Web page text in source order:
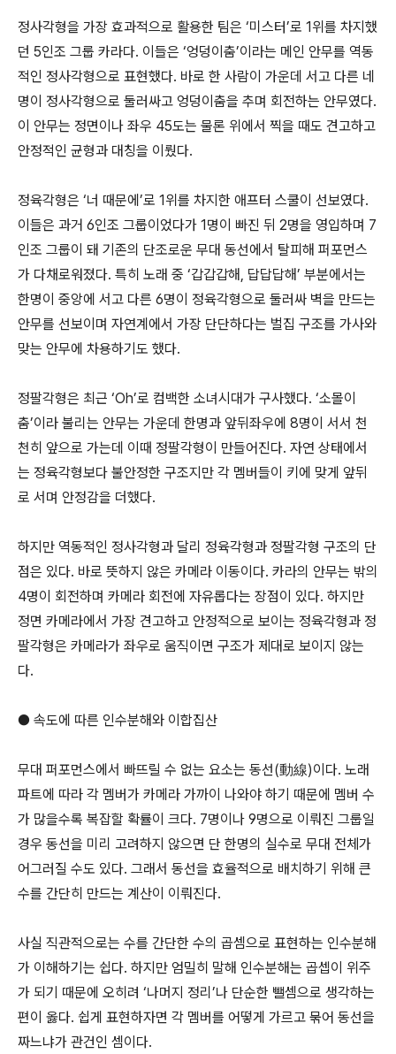
정사각형을 가장 효과적으로 활용한 팀은 ‘미스터’로 1위를 차지했
던 5인조 그룹 카라다. 이들은 ‘엉덩이춤’이라는 메인 안무를 역동
적인 정사각형으로 표현했다. 바로 한 사람이 가운데 서고 다른 네
명이 정사각형으로 둘러싸고 엉덩이춤을 추며 회전하는 안무였다.
이 안무는 정면이나 좌우 45도는 물론 위에서 찍을 때도 견고하고
안정적인 균형과 대칭을 이뤘다.
정육각형은 ‘너 때문에’로 1위를 차지한 애프터 스쿨이 선보였다.
이들은 과거 6인조 그룹이었다가 1명이 빠진 뒤 2명을 영입하며 7
인조 그룹이 돼 기존의 단조로운 무대 동선에서 탈피해 퍼포먼스
가 다채로워졌다. 특히 노래 중 ‘갑갑갑해, 답답답해’ 부분에서는
한명이 중앙에 서고 다른 6명이 정육각형으로 둘러싸 벽을 만드는
안무를 선보이며 자연계에서 가장 단단하다는 벌집 구조를 가사와
맞는 안무에 차용하기도 했다.
정팔각형은 최근 ‘Oh’로 컴백한 소녀시대가 구사했다. ‘소몰이
춤’이라 불리는 안무는 가운데 한명과 앞뒤좌우에 8명이 서서 천
천히 앞으로 가는데 이때 정팔각형이 만들어진다. 자연 상태에서
는 정육각형보다 불안정한 구조지만 각 멤버들이 키에 맞게 앞뒤
로 서며 안정감을 더했다.
하지만 역동적인 정사각형과 달리 정육각형과 정팔각형 구조의 단
점은 있다. 바로 뜻하지 않은 카메라 이동이다. 카라의 안무는 밖의
4명이 회전하며 카메라 회전에 자유롭다는 장점이 있다. 하지만
정면 카메라에서 가장 견고하고 안정적으로 보이는 정육각형과 정
팔각형은 카메라가 좌우로 움직이면 구조가 제대로 보이지 않는
다.
● 속도에 따른 인수분해와 이합집산
무대 퍼포먼스에서 빠뜨릴 수 없는 요소는 동선(動線)이다. 노래
파트에 따라 각 멤버가 카메라 가까이 나와야 하기 때문에 멤버 수
가 많을수록 복잡할 확률이 크다. 7명이나 9명으로 이뤄진 그룹일
경우 동선을 미리 고려하지 않으면 단 한명의 실수로 무대 전체가
어그러질 수도 있다. 그래서 동선을 효율적으로 배치하기 위해 큰
수를 간단히 만드는 계산이 이뤄진다.
사실 직관적으로는 수를 간단한 수의 곱셈으로 표현하는 인수분해
가 이해하기는 쉽다. 하지만 엄밀히 말해 인수분해는 곱셉이 위주
가 되기 때문에 오히려 ‘나머지 정리’나 단순한 뺄셈으로 생각하는
편이 옳다. 쉽게 표현하자면 각 멤버를 어떻게 가르고 묶어 동선을
짜느냐가 관건인 셈이다.